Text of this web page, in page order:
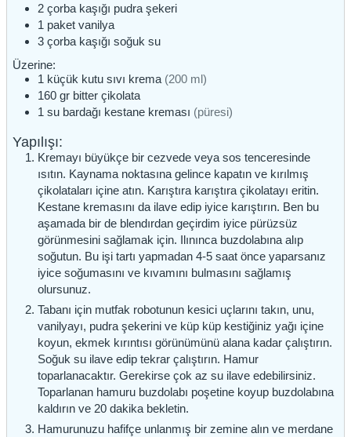
2 çorba kaşığı pudra şekeri
1 paket vanilya
3 çorba kaşığı soğuk su
Üzerine:
1 küçük kutu sıvı krema (200 ml)
160 gr bitter çikolata
1 su bardağı kestane kreması (püresi)
Yapılışı:
Kremayı büyükçe bir cezvede veya sos tenceresinde
ısıtın. Kaynama noktasına gelince kapatın ve kırılmış
çikolataları içine atın. Karıştıra karıştıra çikolatayı eritin.
Kestane kremasını da ilave edip iyice karıştırın. Ben bu
aşamada bir de blendırdan geçirdim iyice pürüzsüz
görünmesini sağlamak için. Ilınınca buzdolabına alıp
soğutun. Bu işi tartı yapmadan 4-5 saat önce yaparsanız
iyice soğumasını ve kıvamını bulmasını sağlamış
olursunuz.
Tabanı için mutfak robotunun kesici uçlarını takın, unu,
vanilyayı, pudra şekerini ve küp küp kestiğiniz yağı içine
koyun, ekmek kırıntısı görünümünü alana kadar çalıştırın.
Soğuk su ilave edip tekrar çalıştırın. Hamur
toparlanacaktır. Gerekirse çok az su ilave edebilirsiniz.
Toparlanan hamuru buzdolabı poşetine koyup buzdolabına
kaldırın ve 20 dakika bekletin.
Hamurunuzu hafifçe unlanmış bir zemine alın ve merdane